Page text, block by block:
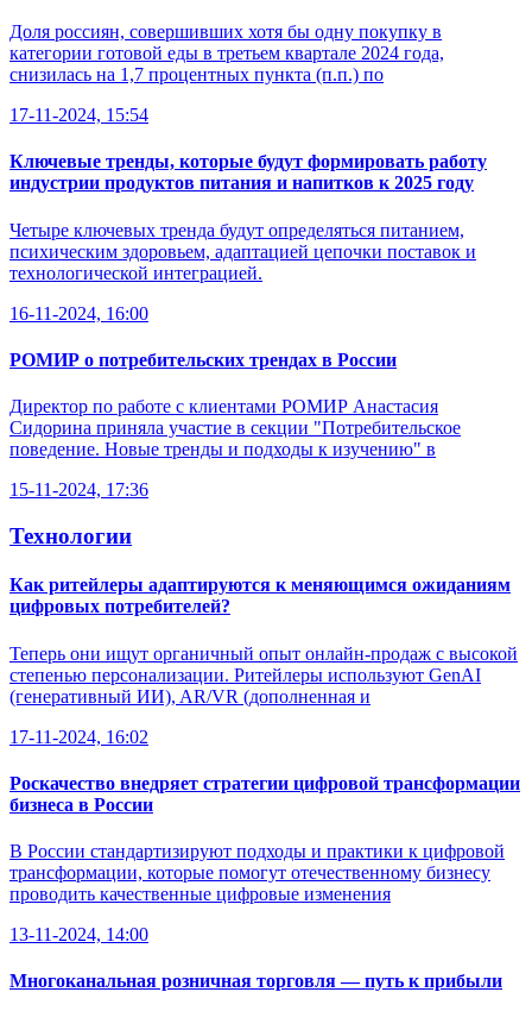
Доля россиян, совершивших хотя бы одну покупку в
категории готовой еды в третьем квартале 2024 года,
снизилась на 1,7 процентных пункта (п.п.) по
17-11-2024, 15:54
Ключевые тренды, которые будут формировать работу
индустрии продуктов питания и напитков к 2025 году
Четыре ключевых тренда будут определяться питанием,
психическим здоровьем, адаптацией цепочки поставок и
технологической интеграцией.
16-11-2024, 16:00
РОМИР о потребительских трендах в России
Директор по работе с клиентами РОМИР Анастасия
Сидорина приняла участие в секции "Потребительское
поведение. Новые тренды и подходы к изучению" в
15-11-2024, 17:36
Технологии
Как ритейлеры адаптируются к меняющимся ожиданиям
цифровых потребителей?
Теперь они ищут органичный опыт онлайн-продаж с высокой
степенью персонализации. Ритейлеры используют GenAI
(генеративный ИИ), AR/VR (дополненная и
17-11-2024, 16:02
Роскачество внедряет стратегии цифровой трансформации
бизнеса в России
В России стандартизируют подходы и практики к цифровой
трансформации, которые помогут отечественному бизнесу
проводить качественные цифровые изменения
13-11-2024, 14:00
Многоканальная розничная торговля — путь к прибыли